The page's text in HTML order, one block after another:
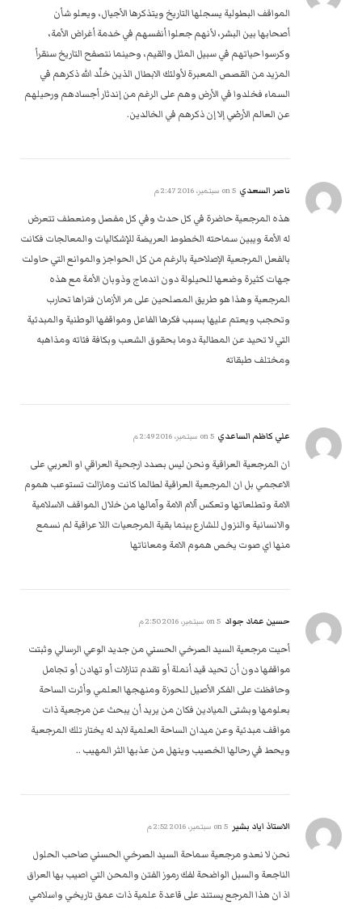
المواقف البطولية يسجلها التاريخ ويتذكرها الأجيال، ويعلو شأن
أصحابها بين البشر، لأنهم جعلوا أنفسهم في خدمة أغراض الأمة،
وكرسوا حياتهم في سبيل المثل والقيم، وحينما نتصفح التاريخ سنقرأ
المزيد من القصص المعبرة لأولئك الابطال الذين خلّد الله ذكرهم في
السماء فخلدوا في الأرض وهم على الرغم من إندثار أجسادهم ورحيلهم
عن العالم الأرضي إلا إن ذكرهم في الخالدين.
ناصر السعدي 5 سبتمبر، 2016 2:47 م
هذه المرجعية حاضرة في كل حدث وفي كل مفصل ومنعطف تتعرض
له الأمة ويبين سماحته الخطوط العريضة للإشكاليات والمعالجات فكانت
بالفعل المرجعية الإصلاحية بالرغم من كل الحواجز والموانع التي حاولت
جهات كثيرة وضعها للحيلولة دون اندماج وذوبان الأمة مع هذه
المرجعية وهذا هو طريق المصلحين على مر الأزمان فتراها تحارب
وتحجب ويعتم عليها بسبب فكرها الفاعل ومواقفها الوطنية والمبدئية
التي لا تحيد عن المطالبة دوما بحقوق الشعب وبكافة فئاته ومذاهبه
ومختلف طبقاته
علي كاظم الساعدي 5 سبتمبر، 2016 2:49 م
ان المرجعية العراقية ونحن ليس بصدد ارجحية العراقي او العربي على
الاعجمي بل ان المرجعية العراقية لطالما كانت ومازالت تستوعب هموم
الامة وتطلعاتها وتعكس آلام الامة وآمالها من خلال المواقف الاسلامية
والانسانية والنزول للشارع بينما بقية المرجعيات اللا عراقية لم نسمع
منها اي صوت يخص هموم الامة ومعاناتها
حسين عماد جواد 5 سبتمبر، 2016 2:50 م
أحيت مرجعية السيد الصرخي الحسني من جديد الوعي الرسالي وثبتت
مواقفها دون أن تحيد قيد أنملة أو تقدم تنازلات أو تهادن أو تجامل
وحافظت على الفكر الأصيل للحوزة ومنهجها العلمي وأثرت الساحة
بعلومها وبشتى الميادين فكان من يريد أن يبحث عن مرجعية ذات
مواقف مبدئية وعن ميدان الساحة العلمية لابد له يختار تلك المرجعية
ويحط في رحالها الخصيب وينهل من عذبها الثر المهيب ..
الاستاذ اياد بشير 5 سبتمبر، 2016 2:52 م
نحن لا نعدو مرجعية سماحة السيد الصرخي الحسني صاحب الحلول
الناجعة والسبل الواضحة لفك رموز الفتن والمحن التي اصيب بها العراق
اذ ان هذا المرجع يستند على قاعدة علمية ذات عمق تاريخي واسلامي